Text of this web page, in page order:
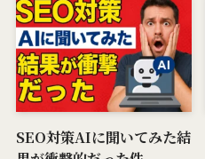
SEO対策AIに聞いてみた結